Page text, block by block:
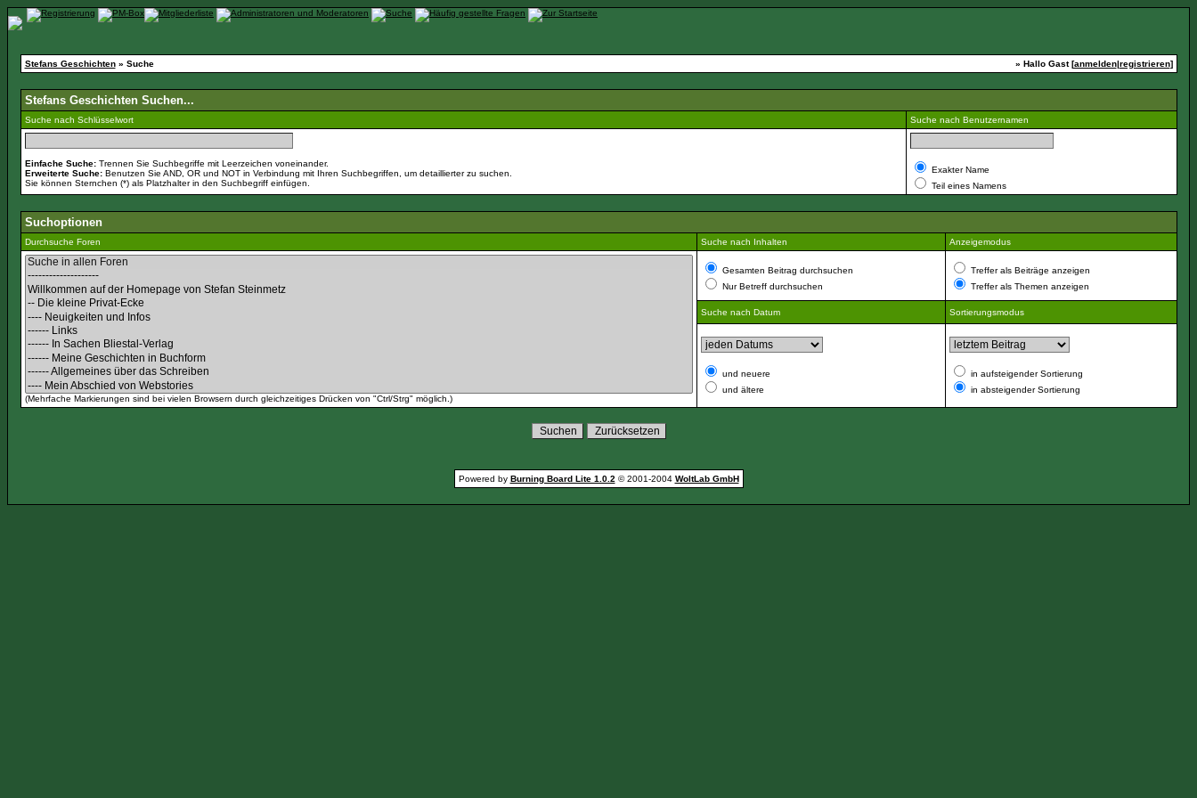
Stefans Geschichten» Suche » Hallo Gast [anmelden|registrieren]
Stefans Geschichten Suchen...
Suche nach Schlüsselwort Suche nach Benutzernamen
Einfache Suche:Trennen Sie Suchbegriffe mit Leerzeichen voneinander.
Erweiterte Suche:Benutzen Sie AND, OR und NOT in Verbindung mit Ihren Suchbegriffen, um detaillierter zu suchen.
Sie können Sternchen (*) als Platzhalter in den Suchbegriff einfügen.
Exakter Name
Teil eines Namens
Suchoptionen
Durchsuche Foren Suche nach Inhalten Anzeigemodus
(Mehrfache Markierungen sind bei vielen Browsern durch gleichzeitiges Drücken von "Ctrl/Strg" möglich.)
Gesamten Beitrag durchsuchen
Nur Betreff durchsuchen
Treffer als Beiträge anzeigen
Treffer als Themen anzeigen
Suche nach Datum Sortierungsmodus
und neuere
und ältere
in aufsteigender Sortierung
in absteigender Sortierung
Powered by Burning Board Lite 1.0.2 © 2001-2004 WoltLab GmbH